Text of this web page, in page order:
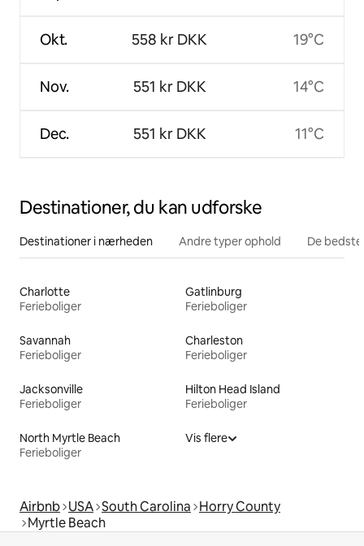
Okt.
Nov.
Dec.
558 kr DKK
551 kr DKK
551 kr DKK
19°C
14°C
11°C
Destinationer, du kan udforske
Destinationer i nærheden Andre typer ophold De
Charlotte
Ferieboliger
Gatlinburg
Ferieboliger
Savannah
Ferieboliger
Charleston
Ferieboliger
Jacksonville
Ferieboliger
Hilton Head Island
Ferieboliger
North Myrtle Beach
Ferieboliger
Vis flere
Airbnb USA South Carolina Horry County
Myrtle Beach